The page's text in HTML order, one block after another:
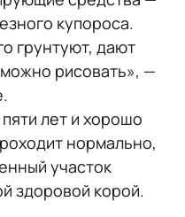
купороса.
грунтуют, дают
рисовать», —
лет и хорошо
нормально,
участок
здоровой корой.